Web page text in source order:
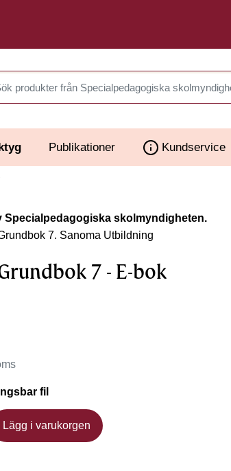
produkter i Webbutiken
Publikationer Kundservice
Specialpedagogiska skolmyndigheten.
7. Sanoma Utbildning
7 - E-bok
fil
Lägg i varukorgen
Lägg i varukorgen